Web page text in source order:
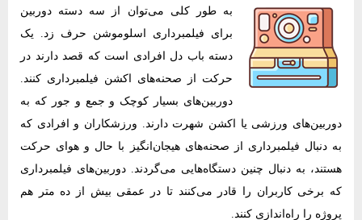
به طور کلی می‌توان از سه دسته دوربین
برای فیلمبرداری اسلوموشن حرف زد. یک
دسته باب دل افرادی است که قصد دارند در
حرکت از صحنه‌های اکشن فیلمبرداری کنند.
دوربین‌های بسیار کوچک و جمع و جور که به
دوربین‌های ورزشی یا اکشن شهرت دارند. ورزشکاران و افرادی که
به دنبال فیلمبرداری از صحنه‌های هیجان‌انگیز با حال و هوای حرکت
هستند، به دنبال چنین دستگاه‌هایی می‌گردند. دوربین‌های فیلمبرداری
که برخی کاربران را قادر می‌کنند تا در عمقی بیش از ده متر هم
پروژه را راه‌اندازی کنند.